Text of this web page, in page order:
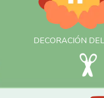
DECORACIÓN